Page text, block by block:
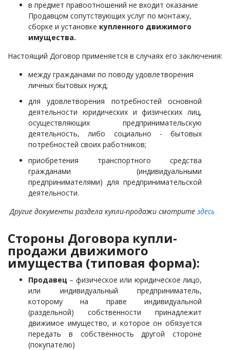
в предмет правоотношений не входит оказание
Продавцом сопутствующих услуг по монтажу,
сборке и установке купленного движимого
имущества.
Настоящий Договор применяется в случаях его заключения:
между гражданами по поводу удовлетворения
личных бытовых нужд;
для удовлетворения потребностей основной
деятельности юридических и физических лиц,
осуществляющих предпринимательскую
деятельность, либо социально - бытовых
потребностей своих работников;
приобретения транспортного средства
гражданами (индивидуальными
предпринимателями) для предпринимательской
деятельности.
Другие документы раздела купли-продажи смотрите здесь
Стороны Договора купли-
продажи движимого
имущества (типовая форма):
Продавец – физическое или юридическое лицо,
или индивидуальный предприниматель,
которому на праве индивидуальной
(раздельной) собственности принадлежит
движимое имущество, и которое он обязуется
передать в собственность другой стороне
(покупателю)